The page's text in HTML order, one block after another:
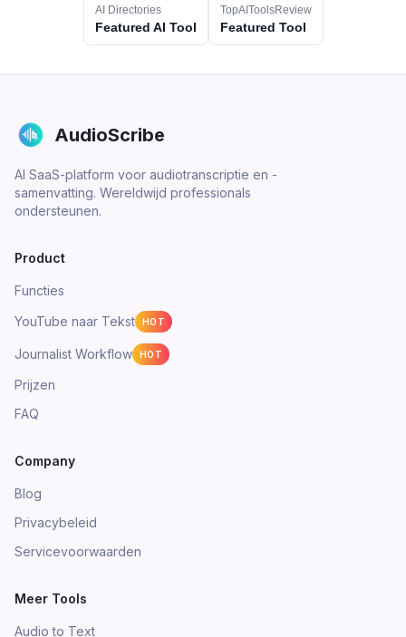
AI Directories
Featured AI Tool
TopAIToolsReview
Featured Tool
AudioScribe
AI SaaS-platform voor audiotranscriptie en -
samenvatting. Wereldwijd professionals
ondersteunen.
Product
Functies
YouTube naar Tekst
HOT
Journalist Workflow HOT
Prijzen
FAQ
Company
Blog
Privacybeleid
Servicevoorwaarden
Meer Tools
Audio to Text